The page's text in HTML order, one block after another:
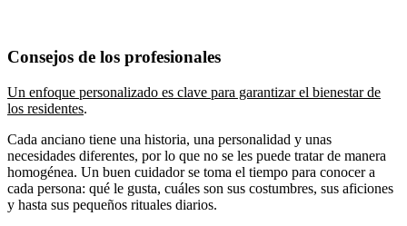
Consejos de los profesionales
Un enfoque personalizado es clave para garantizar el bienestar de
los residentes.
Cada anciano tiene una historia, una personalidad y unas
necesidades diferentes, por lo que no se les puede tratar de manera
homogénea. Un buen cuidador se toma el tiempo para conocer a
cada persona: qué le gusta, cuáles son sus costumbres, sus aficiones
y hasta sus pequeños rituales diarios.